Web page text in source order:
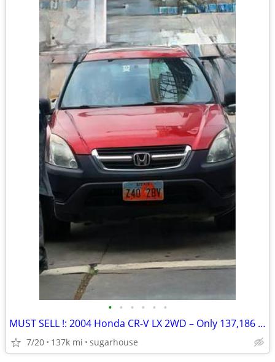
• • • • • •
MUST SELL !: 2004 Honda CR-V LX 2WD – Only 137,186 Miles – Clean Title
7/20 137k mi sugarhouse